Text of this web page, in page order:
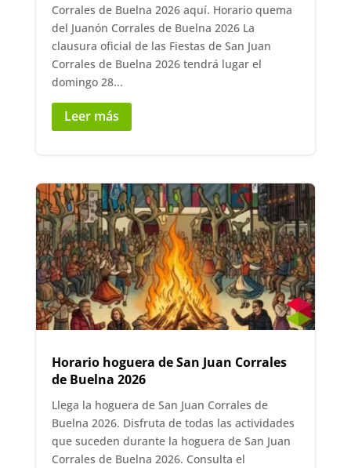
Corrales de Buelna 2026 aquí. Horario quema
del Juanón Corrales de Buelna 2026 La
clausura oficial de las Fiestas de San Juan
Corrales de Buelna 2026 tendrá lugar el
domingo 28...
Leer más
Horario hoguera de San Juan Corrales
de Buelna 2026
Llega la hoguera de San Juan Corrales de
Buelna 2026. Disfruta de todas las actividades
que suceden durante la hoguera de San Juan
Corrales de Buelna 2026. Consulta el